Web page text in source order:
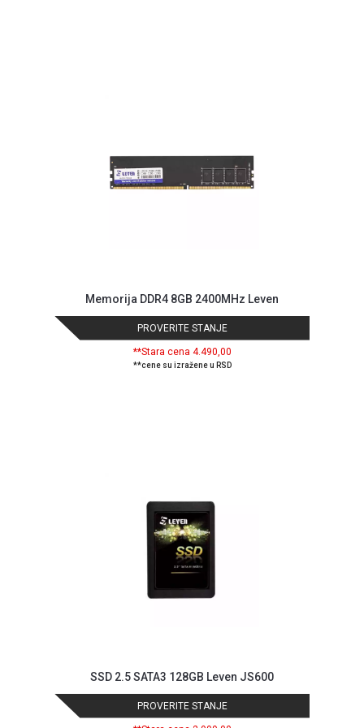
Isporuka
Memorija DDR4 8GB 2400MHz Leven
PROVERITE STANJE
**Stara cena 4.490,00
**cene su izražene u RSD
SSD 2.5 SATA3 128GB Leven JS600
PROVERITE STANJE